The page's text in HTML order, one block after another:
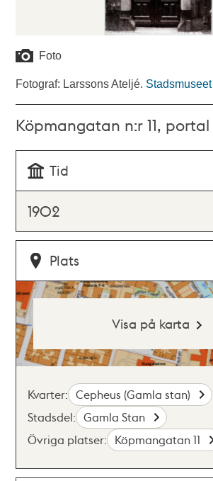
Foto
Fotograf: Larssons Ateljé. Stadsmuseet
Köpmangatan n:r 11, portal
Tid
1902
Plats
Visa på karta
Kvarter: Cepheus (Gamla stan)
Stadsdel: Gamla Stan
Övriga platser: Köpmangatan 11